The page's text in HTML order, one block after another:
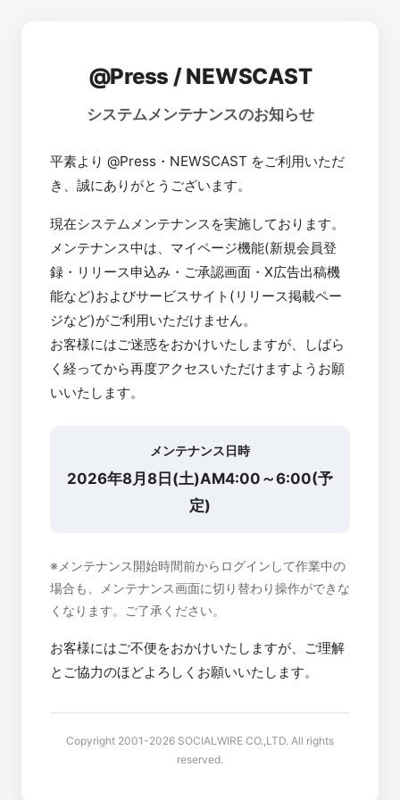
@Press / NEWSCAST
システムメンテナンスのお知らせ
平素より @Press・NEWSCAST をご利用いただ
き、誠にありがとうございます。
現在システムメンテナンスを実施しております。
メンテナンス中は、マイページ機能(新規会員登
録・リリース申込み・ご承認画面・X広告出稿機
能など)およびサービスサイト(リリース掲載ペー
ジなど)がご利用いただけません。
お客様にはご迷惑をおかけいたしますが、しばら
く経ってから再度アクセスいただけますようお願
いいたします。
メンテナンス日時
2026年8月8日(土)AM4:00～6:00(予
定)
※メンテナンス開始時間前からログインして作業中の
場合も、メンテナンス画面に切り替わり操作ができな
くなります。ご了承ください。
お客様にはご不便をおかけいたしますが、ご理解
とご協力のほどよろしくお願いいたします。
Copyright 2001-2026 SOCIALWIRE CO.,LTD. All rights
reserved.